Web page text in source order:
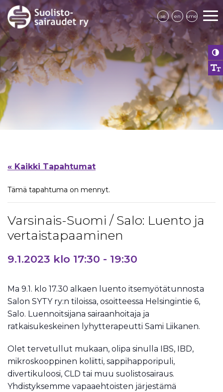
se en sme
« Kaikki Tapahtumat
Tämä tapahtuma on mennyt.
Varsinais-Suomi / Salo: Luento ja
vertaistapaaminen
9.1.2023 klo 17:30 - 19:30
Ma 9.1. klo 17.30 alkaen luento itsemyötätunnosta
Salon SYTY ry:n tiloissa, osoitteessa Helsingintie 6,
Salo. Luennoitsijana sairaanhoitaja ja
ratkaisukeskeinen lyhytterapeutti Sami Liikanen.
Olet tervetullut mukaan, olipa sinulla IBS, IBD,
mikroskooppinen koliitti, sappihapporipuli,
divertikuloosi, CLD tai muu suolistosairaus.
Yhdistyksemme vapaaehtoisten järjestämä